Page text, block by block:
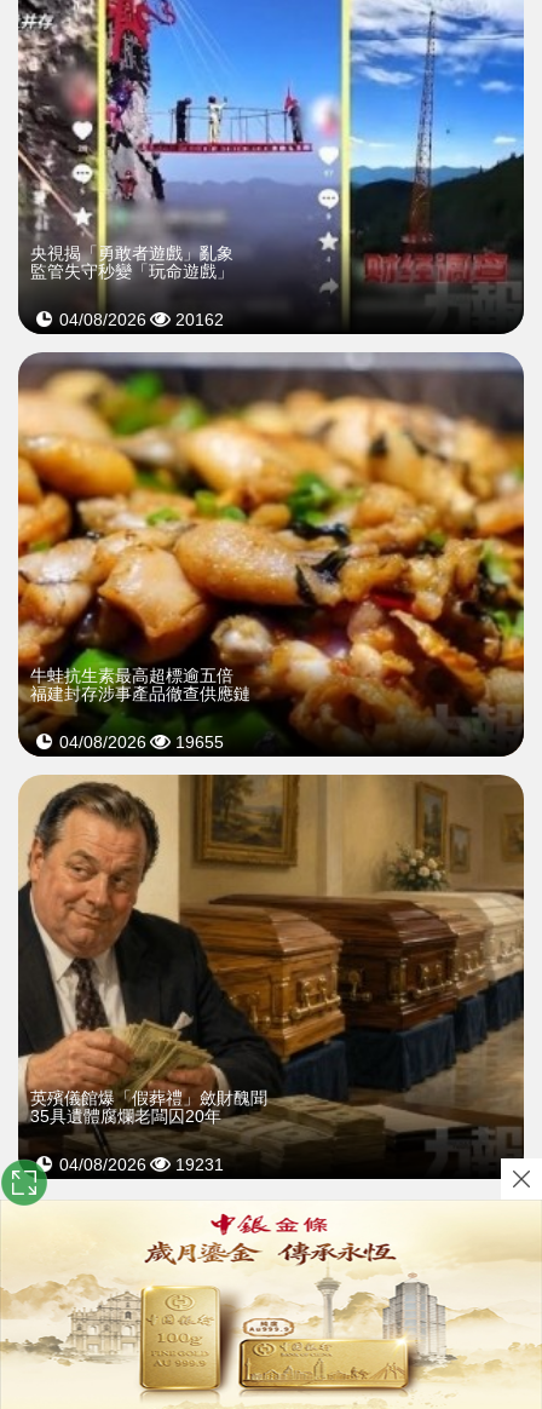
央視揭「勇敢者遊戲」亂象
監管失守秒變「玩命遊戲」
04/08/2026 20162
牛蛙抗生素最高超標逾五倍
福建封存涉事產品徹查供應鏈
04/08/2026 19655
英殯儀館爆「假葬禮」斂財醜聞
35具遺體腐爛老闆囚20年
04/08/2026 19231
關於我們 ｜ 使用條款及免責聲明｜隱私政策｜廣告查詢